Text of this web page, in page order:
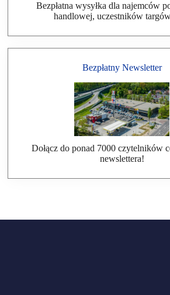
Bezpłatna wysyłka dla najemców
handlowej, uczestników
Bezpłatny Newsletter
Dołącz do ponad 7000 czytelników
newslettera!